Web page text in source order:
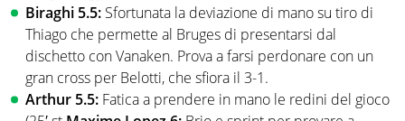
Biraghi 5.5: Sfortunata la deviazione di mano su tiro di
Thiago che permette al Bruges di presentarsi dal
dischetto con Vanaken. Prova a farsi perdonare con un
gran cross per Belotti, che sfiora il 3-1.
Arthur 5.5: Fatica a prendere in mano le redini del gioco